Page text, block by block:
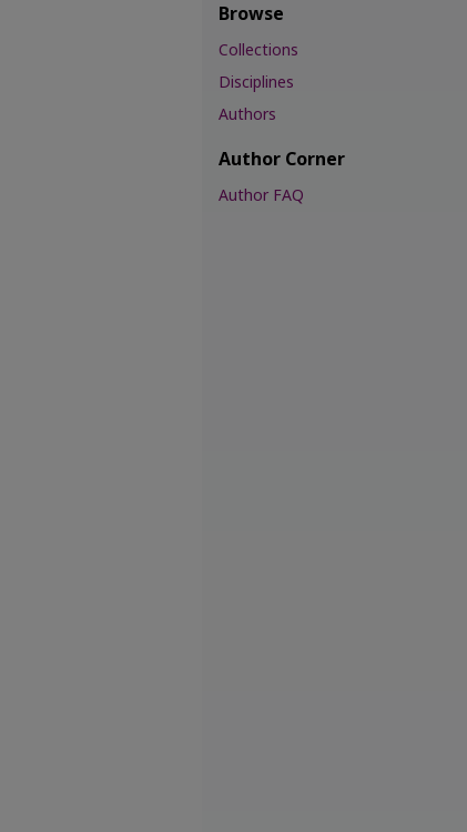
Browse
Collections
Disciplines
Authors
Author Corner
Author FAQ